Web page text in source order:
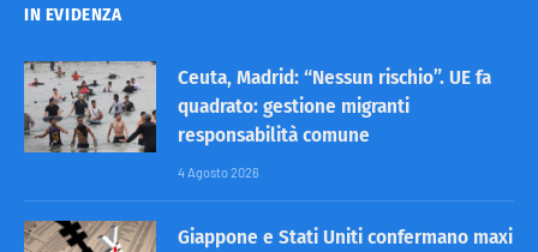
IN EVIDENZA
Ceuta, Madrid: “Nessun rischio”. UE fa
quadrato: gestione migranti
responsabilità comune
4 Agosto 2026
Giappone e Stati Uniti confermano maxi